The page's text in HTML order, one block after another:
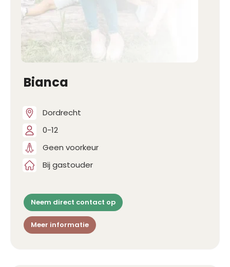
Bianca
Dordrecht
0-12
Geen voorkeur
Bij gastouder
Neem direct contact op
Meer informatie